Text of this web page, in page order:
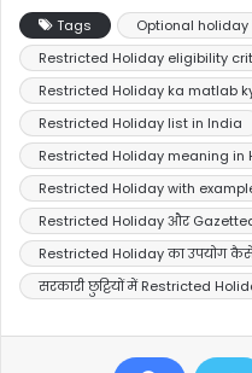
Tags Optional holiday
Restricted Holiday eligibility
Restricted Holiday ka matlab
Restricted Holiday list in India
Restricted Holiday meaning in
Restricted Holiday with
Restricted Holiday और
Restricted Holiday का उपयोग
सरकारी छुट्टियों में Restricted